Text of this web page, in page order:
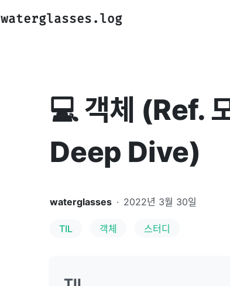
waterglasses.log
💻 객체 (Ref.
Deep Dive)
waterglasses · 2022년 3월 30일
TIL 객체 스터디